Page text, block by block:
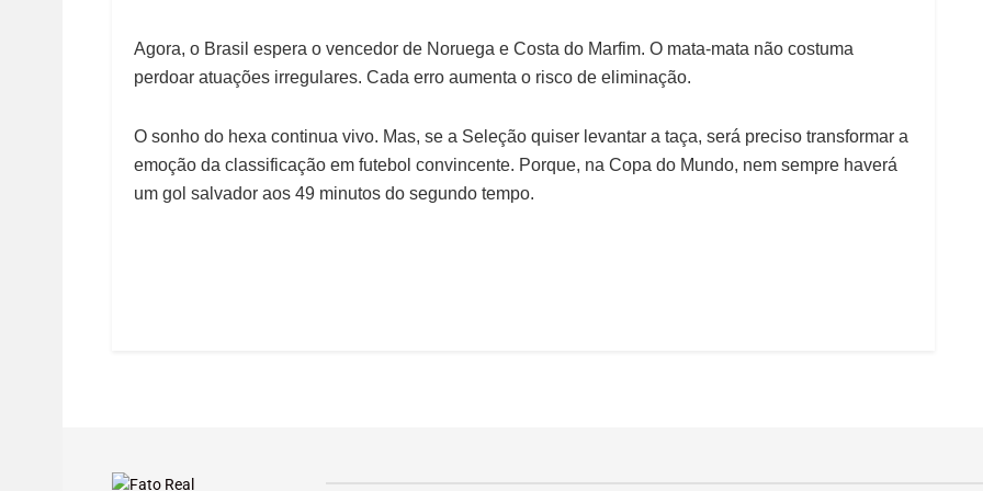
Agora, o Brasil espera o vencedor de Noruega e Costa do Marfim. O mata-mata não costuma
perdoar atuações irregulares. Cada erro aumenta o risco de eliminação.
O sonho do hexa continua vivo. Mas, se a Seleção quiser levantar a taça, será preciso transformar a
emoção da classificação em futebol convincente. Porque, na Copa do Mundo, nem sempre haverá
um gol salvador aos 49 minutos do segundo tempo.